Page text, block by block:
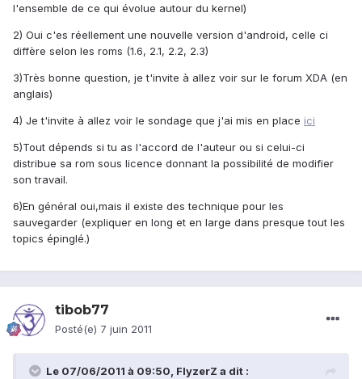
l'ensemble de ce qui évolue autour du kernel)
2) Oui c'es réellement une nouvelle version d'android, celle ci
diffère selon les roms (1.6, 2.1, 2.2, 2.3)
3)Très bonne question, je t'invite à allez voir sur le forum XDA (en
anglais)
4) Je t'invite à allez voir le sondage que j'ai mis en place ici
5)Tout dépends si tu as l'accord de l'auteur ou si celui-ci
distribue sa rom sous licence donnant la possibilité de modifier
son travail.
6)En général oui,mais il existe des technique pour les
sauvegarder (expliquer en long et en large dans presque tout les
topics épinglé.)
tibob77
Posté(e) 7 juin 2011
Le 07/06/2011 à 09:50, FlyzerZ a dit :